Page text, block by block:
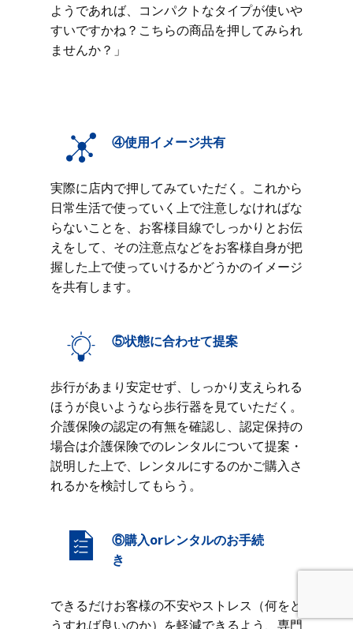
ようであれば、コンパクトなタイプが使いや
すいですかね？こちらの商品を押してみられ
ませんか？」
④使用イメージ共有
実際に店内で押してみていただく。これから
日常生活で使っていく上で注意しなければな
らないことを、お客様目線でしっかりとお伝
えをして、その注意点などをお客様自身が把
握した上で使っていけるかどうかのイメージ
を共有します。
⑤状態に合わせて提案
歩行があまり安定せず、しっかり支えられる
ほうが良いようなら歩行器を見ていただく。
介護保険の認定の有無を確認し、認定保持の
場合は介護保険でのレンタルについて提案・
説明した上で、レンタルにするのかご購入さ
れるかを検討してもらう。
⑥購入orレンタルのお手続
き
できるだけお客様の不安やストレス（何をど
うすれば良いのか）を軽減できるよう、専門